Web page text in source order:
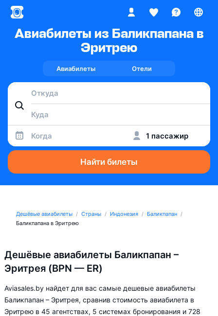
Авиабилеты из Баликпапана в
Эритрею
Авиабилеты Отели
Когда 1 пассажир
Найти билеты
Дешёвые авиабилеты Страны Индонезия
Баликпапан
Баликпапана в Эритрею
Дешёвые авиабилеты Баликпапан –
Эритрея (BPN — ER)
Aviasales.by найдет для вас самые дешевые авиабилеты
Баликпапан – Эритрея, сравнив стоимость авиабилета в
Эритрею в 45 агентствах, 5 системах бронирования и 728